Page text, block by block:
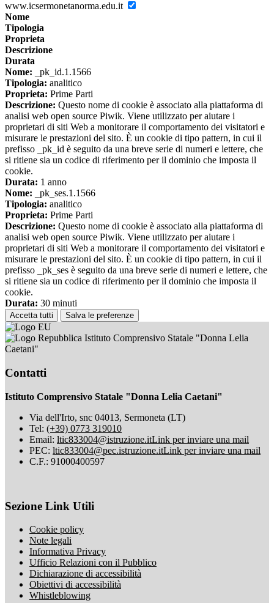
www.icsermonetanorma.edu.it
Nome
Tipologia
Proprieta
Descrizione
Durata
Nome: _pk_id.1.1566
Tipologia: analitico
Proprieta: Prime Parti
Descrizione: Questo nome di cookie è associato alla piattaforma di
analisi web open source Piwik. Viene utilizzato per aiutare i
proprietari di siti Web a monitorare il comportamento dei visitatori e
misurare le prestazioni del sito. È un cookie di tipo pattern, in cui il
prefisso _pk_id è seguito da una breve serie di numeri e lettere, che
si ritiene sia un codice di riferimento per il dominio che imposta il
cookie.
Durata: 1 anno
Nome: _pk_ses.1.1566
Tipologia: analitico
Proprieta: Prime Parti
Descrizione: Questo nome di cookie è associato alla piattaforma di
analisi web open source Piwik. Viene utilizzato per aiutare i
proprietari di siti Web a monitorare il comportamento dei visitatori e
misurare le prestazioni del sito. È un cookie di tipo pattern, in cui il
prefisso _pk_ses è seguito da una breve serie di numeri e lettere, che
si ritiene sia un codice di riferimento per il dominio che imposta il
cookie.
Durata: 30 minuti
Accetta tutti Salva le preferenze
Istituto Comprensivo Statale "Donna Lelia
Caetani"
Contatti
Istituto Comprensivo Statale "Donna Lelia Caetani"
Via dell'Irto, snc 04013, Sermoneta (LT)
Tel: (+39) 0773 319010
Email: ltic833004@istruzione.itLink per inviare una mail
PEC: ltic833004@pec.istruzione.itLink per inviare una mail
C.F.: 91000400597
Sezione Link Utili
Cookie policy
Note legali
Informativa Privacy
Ufficio Relazioni con il Pubblico
Dichiarazione di accessibilità
Obiettivi di accessibilità
Whistleblowing